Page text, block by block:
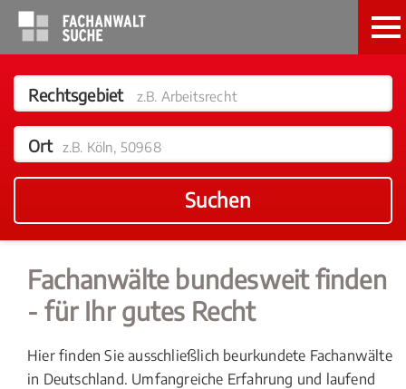
Rechtsgebiet z.B. Arbeitsrecht
Ort z.B. Köln, 50968
Suchen
Fachanwälte bundesweit finden
- für Ihr gutes Recht
Hier finden Sie ausschließlich beurkundete Fachanwälte
in Deutschland. Umfangreiche Erfahrung und laufend